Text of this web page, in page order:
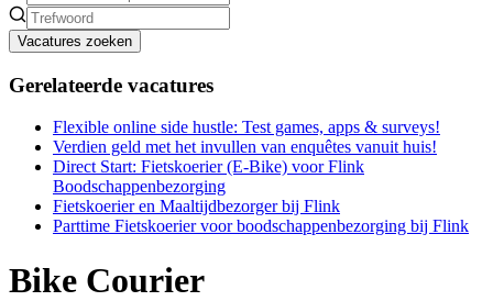
Vacatures zoeken
Gerelateerde vacatures
Flexible online side hustle: Test games, apps & surveys!
Verdien geld met het invullen van enquêtes vanuit huis!
Direct Start: Fietskoerier (E-Bike) voor Flink
Boodschappenbezorging
Fietskoerier en Maaltijdbezorger bij Flink
Parttime Fietskoerier voor boodschappenbezorging bij Flink
Bike Courier